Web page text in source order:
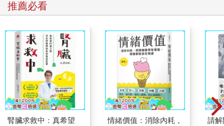
推薦必看
腎臟求救中：真希望
情緒價值：消除內耗，
請解